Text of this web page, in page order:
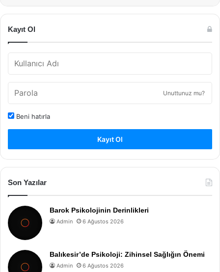
Kayıt Ol
Unuttunuz mu?
Beni hatırla
Kayıt Ol
Son Yazılar
Barok Psikolojinin Derinlikleri
Admin 6 Ağustos 2026
Balıkesir’de Psikoloji: Zihinsel Sağlığın Önemi
Admin 6 Ağustos 2026